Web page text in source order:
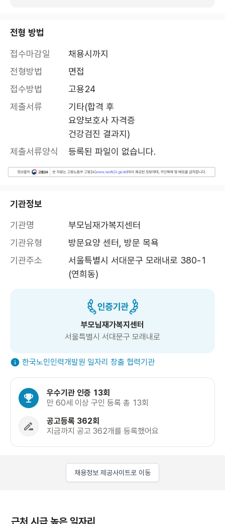
전형 방법
접수마감일
채용시까지
전형방법
면접
접수방법
고용24
제출서류
기타(합격 후
요양보호사 자격증
건강검진 결과지)
제출서류양식
등록된 파일이 없습니다.
기관정보
기관명
부모님재가복지센터
기관유형
방문요양 센터, 방문 목욕
기관주소
서울특별시 서대문구 모래내로 380-1
(연희동)
부모님재가복지센터
서울특별시 서대문구 모래내로
한국노인인력개발원 일자리 창출 협력기관
우수기관 인증 13회
만 60세 이상 구인 등록 총 13회
공고등록 362회
지금까지 공고 362개를 등록했어요
채용정보 제공사이트로 이동
근처 시급 높은 일자리